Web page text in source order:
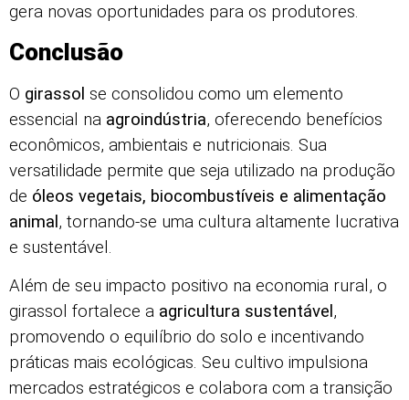
gera novas oportunidades para os produtores.
Conclusão
O girassol se consolidou como um elemento
essencial na agroindústria, oferecendo benefícios
econômicos, ambientais e nutricionais. Sua
versatilidade permite que seja utilizado na produção
de óleos vegetais, biocombustíveis e alimentação
animal, tornando-se uma cultura altamente lucrativa
e sustentável.
Além de seu impacto positivo na economia rural, o
girassol fortalece a agricultura sustentável ,
promovendo o equilíbrio do solo e incentivando
práticas mais ecológicas. Seu cultivo impulsiona
mercados estratégicos e colabora com a transição